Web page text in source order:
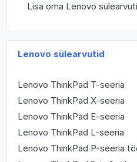
Lenovo sülearvutid
Lenovo ThinkPad T-seeria
Lenovo ThinkPad X-seeria
Lenovo ThinkPad E-seeria
Lenovo ThinkPad L-seeria
Lenovo ThinkPad P-seeria
Lisa oma Lenovo